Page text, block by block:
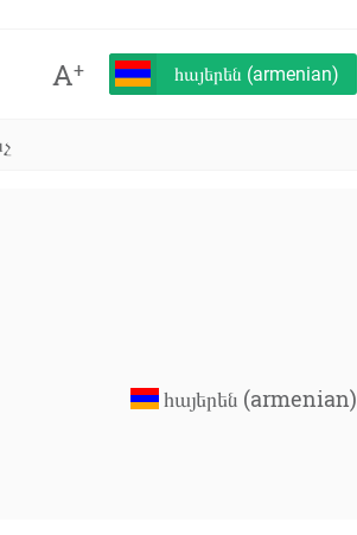
A+ հայերեն (armenian)
հայերեն (armenian)